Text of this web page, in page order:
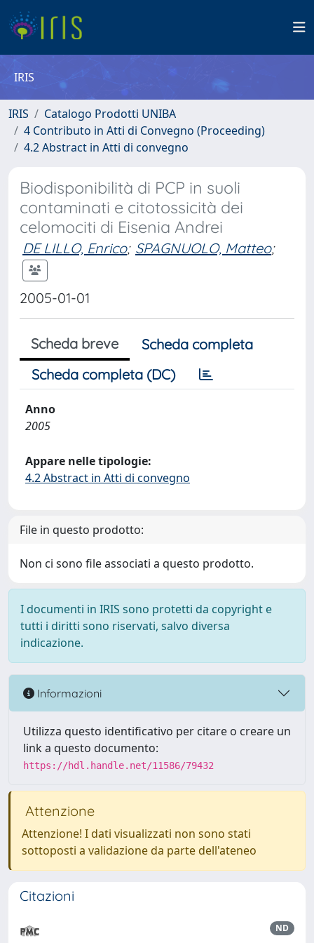
IRIS
IRIS
Catalogo Prodotti UNIBA
4 Contributo in Atti di Convegno (Proceeding)
4.2 Abstract in Atti di convegno
Biodisponibilità di PCP in suoli
contaminati e citotossicità dei
celomociti di Eisenia Andrei
DE LILLO, Enrico; SPAGNUOLO, Matteo;
2005-01-01
Scheda breve
Scheda completa
Scheda completa (DC)
Anno
2005
Appare nelle tipologie:
4.2 Abstract in Atti di convegno
File in questo prodotto:
Non ci sono file associati a questo prodotto.
I documenti in IRIS sono protetti da copyright e
tutti i diritti sono riservati, salvo diversa
indicazione.
Informazioni
Utilizza questo identificativo per citare o creare un
link a questo documento:
https://hdl.handle.net/11586/79432
Attenzione
Attenzione! I dati visualizzati non sono stati
sottoposti a validazione da parte dell'ateneo
Citazioni
ND